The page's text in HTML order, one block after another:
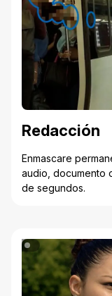
Redacción
Enmascare
audio, documento
de segundos.